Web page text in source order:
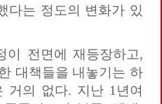
다는 정도의 변화가 있
이 전면에 재등장하고,
대책들을 내놓기는 하
거의 없다. 지난 1년여